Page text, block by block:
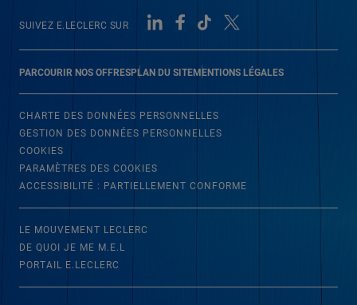
PARCOURIR NOS OFFRESPLAN DU SITEMENTIONS LÉGALES
SUIVEZ E.LECLERC SUR
CHARTE DES DONNÉES PERSONNELLES
GESTION DES DONNÉES PERSONNELLES
COOKIES
PARAMÈTRES DES COOKIES
ACCESSIBILITÉ : PARTIELLEMENT CONFORME
LE MOUVEMENT LECLERC
DE QUOI JE ME M.E.L
PORTAIL E.LECLERC